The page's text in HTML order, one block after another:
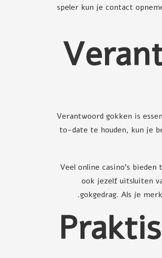
speler kun je contact
Verantwoord gokken is
to-date te houden, kun je
Veel online casino's
ook jezelf uitsluiten
gokgedrag. Als je